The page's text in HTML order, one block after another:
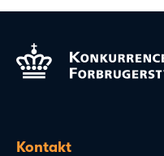
Kontakt